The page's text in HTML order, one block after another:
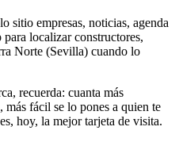
sitio empresas, noticias, agenda
localizar constructores,
Norte (Sevilla) cuando lo
recuerda: cuanta más
fácil se lo pones a quien te
hoy, la mejor tarjeta de visita.